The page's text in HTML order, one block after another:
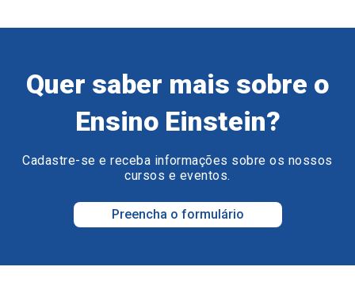
Quer saber mais sobre o
Ensino Einstein?
Cadastre-se e receba informações sobre os nossos
cursos e eventos.
Preencha o formulário